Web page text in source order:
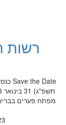
רשות
מפתח פערים